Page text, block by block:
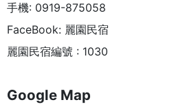
手機: 0919-875058
FaceBook: 麗園民宿
麗園民宿編號 : 1030
Google Map